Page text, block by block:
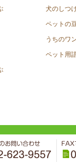
犬のしつ
ペットの
うちのワ
ペット用